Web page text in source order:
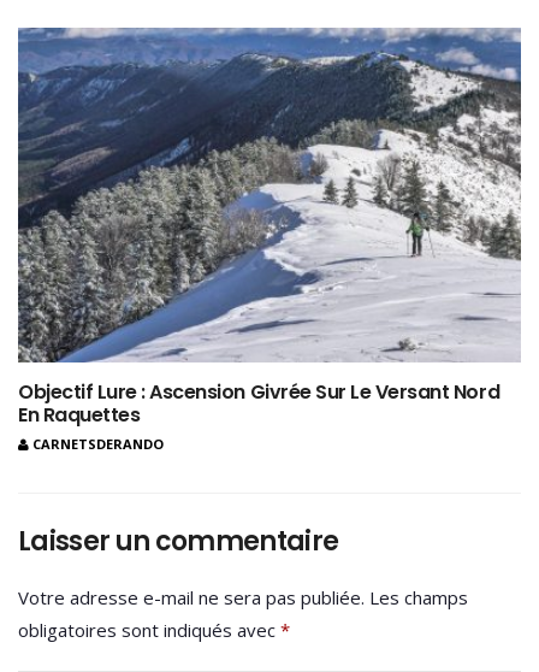
Objectif Lure : Ascension Givrée Sur Le Versant Nord
En Raquettes
CARNETSDERANDO
Laisser un commentaire
Votre adresse e-mail ne sera pas publiée. Les champs
obligatoires sont indiqués avec *